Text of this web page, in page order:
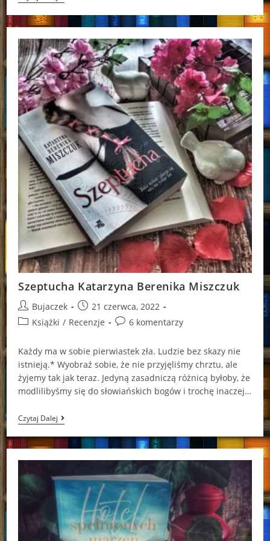
Colleen
Hoover
Szeptucha Katarzyna Berenika Miszczuk
Post
author:
Bujaczek
Post
published:
21 czerwca, 2022
PostKsiążki / Recenzje
Post6 komentarzy
Każdy ma w sobie pierwiastek zła. Ludzie bez skazy nie
istnieją.* Wyobraź sobie, że nie przyjęliśmy chrztu, ale
żyjemy tak jak teraz. Jedyną zasadniczą różnicą byłoby, że
modlilibyśmy się do słowiańskich bogów i trochę inaczej…
Czytaj DalejSzeptucha
Katarzyna
Berenika
Miszczuk